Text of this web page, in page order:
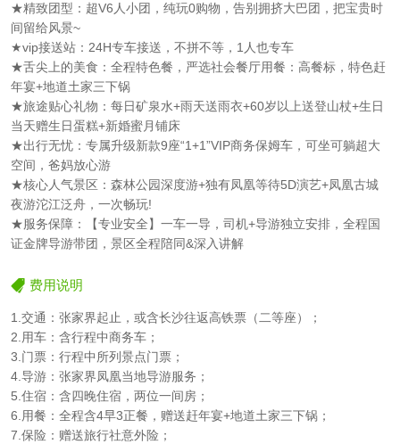
★精致团型：超V6人小团，纯玩0购物，告别拥挤大巴团，把宝贵时
间留给风景~
★vip接送站：24H专车接送，不拼不等，1人也专车
★舌尖上的美食：全程特色餐，严选社会餐厅用餐：高餐标，特色赶
年宴+地道土家三下锅
★旅途贴心礼物：每日矿泉水+雨天送雨衣+60岁以上送登山杖+生日
当天赠生日蛋糕+新婚蜜月铺床
★出行无忧：专属升级新款9座“1+1”VIP商务保姆车，可坐可躺超大
空间，爸妈放心游
★核心人气景区：森林公园深度游+独有凤凰等待5D演艺+凤凰古城
夜游沱江泛舟，一次畅玩!
★服务保障：【专业安全】一车一导，司机+导游独立安排，全程国
证金牌导游带团，景区全程陪同&深入讲解
费用说明
1.交通：张家界起止，或含长沙往返高铁票（二等座）；
2.用车：含行程中商务车；
3.门票：行程中所列景点门票；
4.导游：张家界凤凰当地导游服务；
5.住宿：含四晚住宿，两位一间房；
6.用餐：全程含4早3正餐，赠送赶年宴+地道土家三下锅；
7.保险：赠送旅行社意外险；